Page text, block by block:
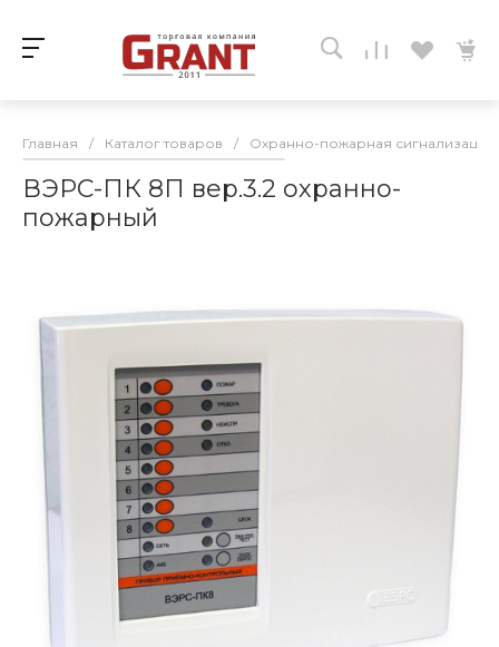
Главная / Каталог товаров / Охранно-пожарная сигнализация
ВЭРС-ПК 8П вер.3.2 охранно-
пожарный